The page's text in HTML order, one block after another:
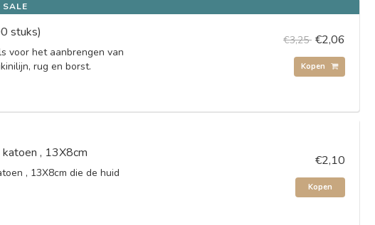
SALE
stuks)
voor het aanbrengen van
rug en borst.
€3,25 €2,06
Kopen
, 13X8cm
, 13X8cm die de huid
€2,10
Kopen